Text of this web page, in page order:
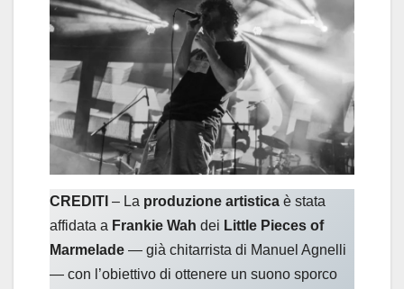
CREDITI – La produzione artistica è stata
affidata a Frankie Wah dei Little Pieces of
Marmelade — già chitarrista di Manuel Agnelli
— con l’obiettivo di ottenere un suono sporco